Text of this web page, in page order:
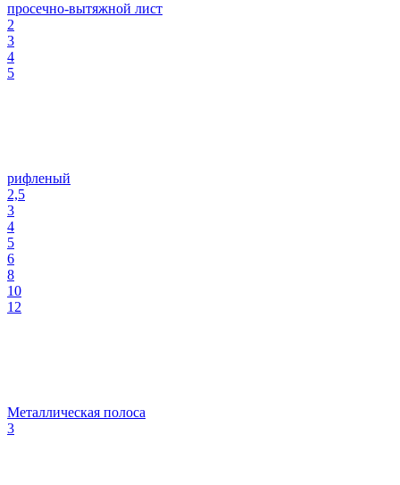
просечно-вытяжной лист
2
3
4
5
рифленый
2,5
3
4
5
6
8
10
12
Металлическая полоса
3